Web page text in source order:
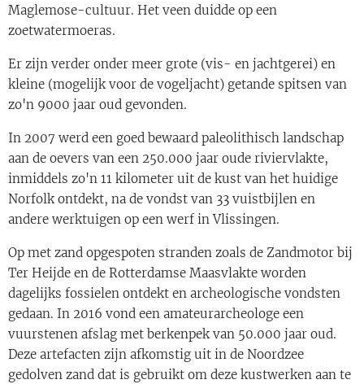
Maglemose-cultuur. Het veen duidde op een
zoetwatermoeras.
Er zijn verder onder meer grote (vis- en jachtgerei) en
kleine (mogelijk voor de vogeljacht) getande spitsen van
zo'n 9000 jaar oud gevonden.
In 2007 werd een goed bewaard paleolithisch landschap
aan de oevers van een 250.000 jaar oude riviervlakte,
inmiddels zo'n 11 kilometer uit de kust van het huidige
Norfolk ontdekt, na de vondst van 33 vuistbijlen en
andere werktuigen op een werf in Vlissingen.
Op met zand opgespoten stranden zoals de Zandmotor bij
Ter Heijde en de Rotterdamse Maasvlakte worden
dagelijks fossielen ontdekt en archeologische vondsten
gedaan. In 2016 vond een amateurarcheologe een
vuurstenen afslag met berkenpek van 50.000 jaar oud.
Deze artefacten zijn afkomstig uit in de Noordzee
gedolven zand dat is gebruikt om deze kustwerken aan te